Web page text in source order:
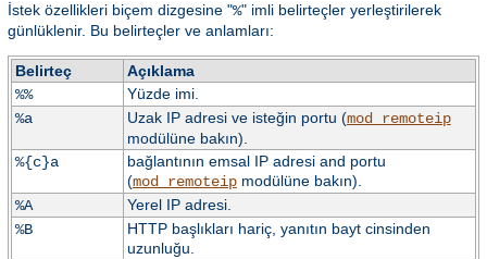
İstek özellikleri biçem dizgesine "%" imli belirteçler yerleştirilerek
günlüklenir. Bu belirteçler ve anlamları:
Belirteç
Açıklama
%%
Yüzde imi.
%a
Uzak IP adresi ve isteğin portu (mod_remoteip
modülüne bakın).
%{c}a
bağlantının emsal IP adresi and portu
(mod_remoteipmodülüne bakın).
%A
Yerel IP adresi.
%B
HTTP başlıkları hariç, yanıtın bayt cinsinden
uzunluğu.